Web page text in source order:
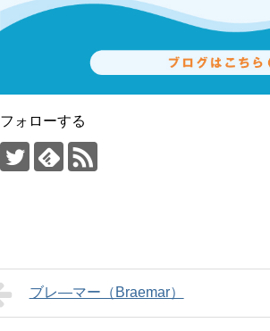
フォローする
ブレ―マー（Braemar）